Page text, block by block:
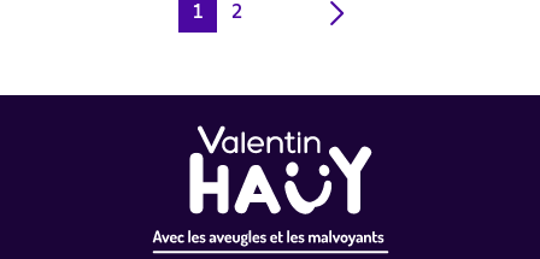
Page
1 Page
2